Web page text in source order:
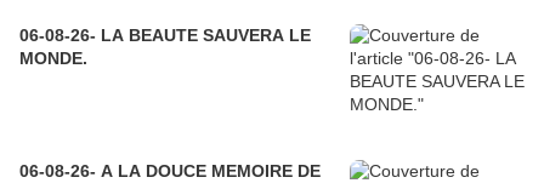
06-08-26- LA BEAUTE SAUVERA LE
MONDE.
06-08-26- A LA DOUCE MEMOIRE DE